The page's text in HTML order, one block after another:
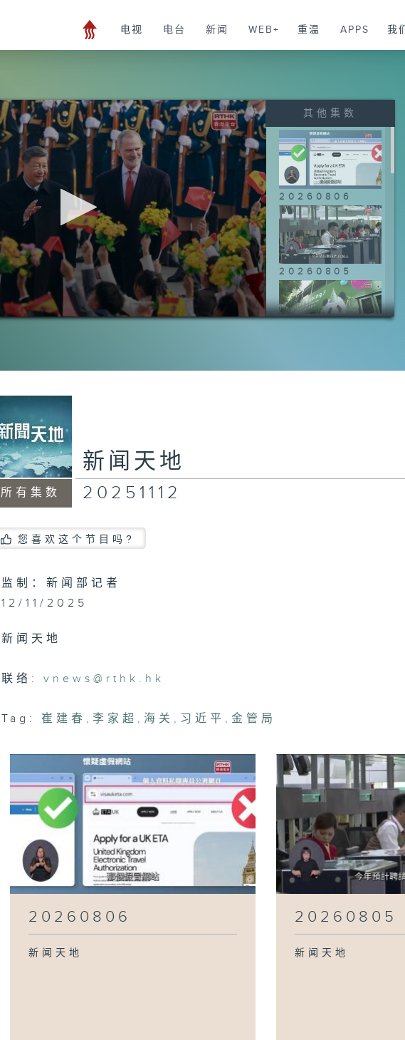
电视 电台 新闻 WEB+ 重温 APPS 我们
其他集数
20260806
20260805
20260729
20260728
所有集数
新闻天地
20251112
您喜欢这个节目吗?
监制：新闻部记者
12/11/2025
新闻天地
联络:vnews@rthk.hk
Tag: 崔建春 ,李家超 , 海关 , 习近平 ,金管局
20260806
新闻天地
20260805
新闻天地